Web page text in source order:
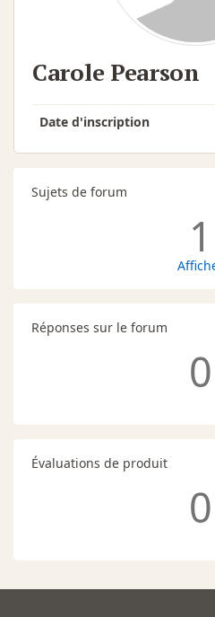
Carole Pearson
Date d'inscription
Sujets de forum
1
Réponses sur le forum
0
Évaluations de produit
0